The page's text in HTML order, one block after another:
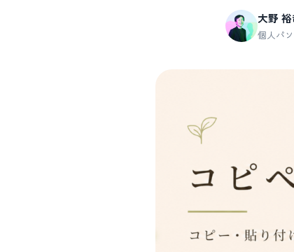
大野
個人パ